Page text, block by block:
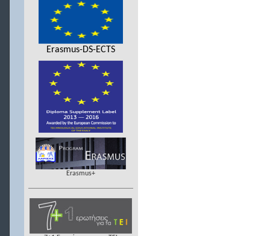
Erasmus-DS-ECTS
Erasmus+